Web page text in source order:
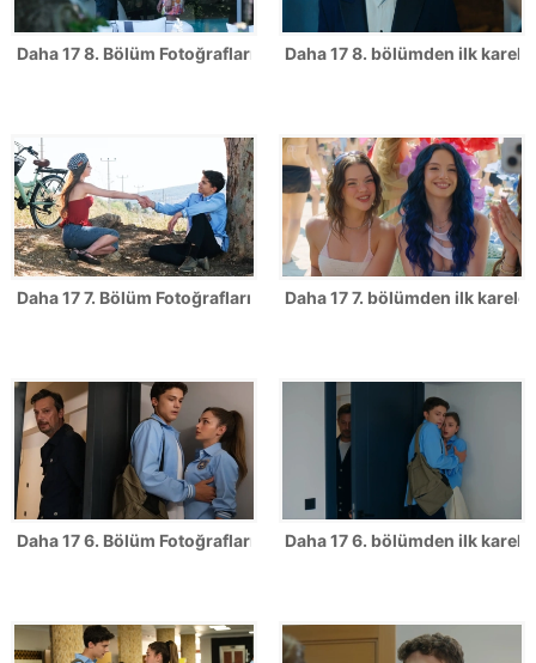
Daha 17 8. Bölüm Fotoğrafları Daha 17 8. bölümden ilk
Daha 17 7. Bölüm Fotoğrafları Daha 17 7. bölümden ilk
Daha 17 6. Bölüm Fotoğrafları Daha 17 6. bölümden ilk